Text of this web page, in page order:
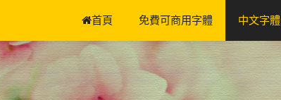
首頁 免費可商用字體 中文字體